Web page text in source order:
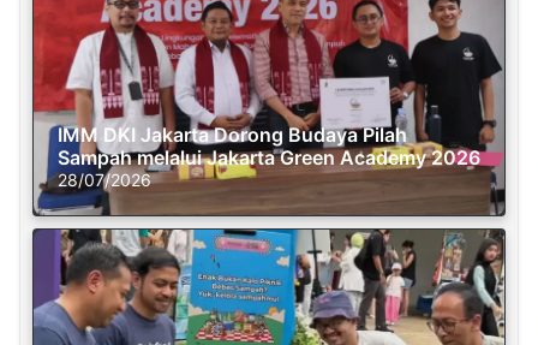
IMM DKI Jakarta Dorong Budaya Pilah
Sampah melalui Jakarta Green Academy 2026
28/07/2026